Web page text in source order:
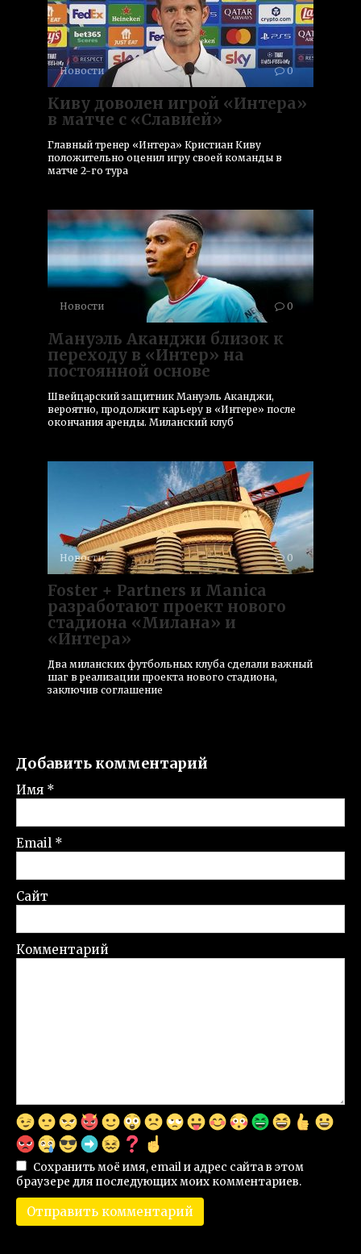
Новости 0
Киву доволен игрой «Интера»
в матче с «Славией»
Главный тренер «Интера» Кристиан Киву
положительно оценил игру своей команды в
матче 2-го тура
Новости 0
Мануэль Аканджи близок к
переходу в «Интер» на
постоянной основе
Швейцарский защитник Мануэль Аканджи,
вероятно, продолжит карьеру в «Интере» после
окончания аренды. Миланский клуб
Новости 0
Foster + Partners и Manica
разработают проект нового
стадиона «Милана» и
«Интера»
Два миланских футбольных клуба сделали важный
шаг в реализации проекта нового стадиона,
заключив соглашение
Добавить комментарий
Имя *
Email *
Сайт
Комментарий
Сохранить моё имя, email и адрес сайта в этом
браузере для последующих моих комментариев.